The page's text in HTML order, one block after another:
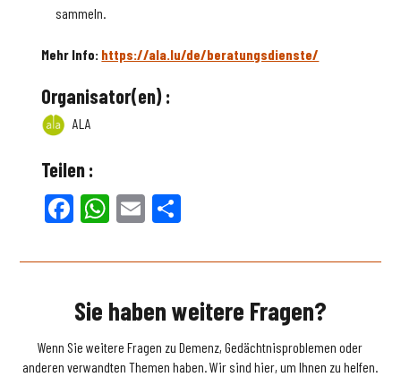
sammeln.
Mehr Info: https://ala.lu/de/beratungsdienste/
Organisator(en) :
ALA
Teilen :
Facebook
WhatsApp
Email
Sie haben weitere Fragen?
Wenn Sie weitere Fragen zu Demenz, Gedächtnisproblemen oder
anderen verwandten Themen haben. Wir sind hier, um Ihnen zu helfen.